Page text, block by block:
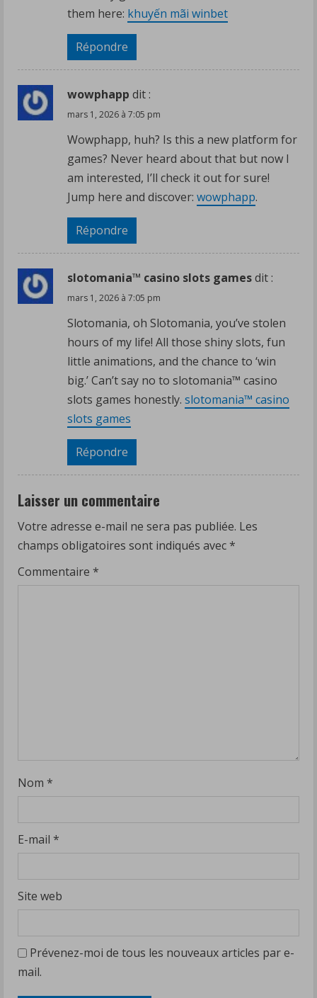
them here: khuyến mãi winbet
Répondre
wowphapp dit :
mars 1, 2026 à 7:05 pm
Wowphapp, huh? Is this a new platform for
games? Never heard about that but now I
am interested, I’ll check it out for sure!
Jump here and discover: wowphapp.
Répondre
slotomania™ casino slots gamesdit :
mars 1, 2026 à 7:05 pm
Slotomania, oh Slotomania, you’ve stolen
hours of my life! All those shiny slots, fun
little animations, and the chance to ‘win
big.’ Can’t say no to slotomania™ casino
slots games honestly. slotomania™ casino
slots games
Répondre
Laisser un commentaire
Votre adresse e-mail ne sera pas publiée. Les
champs obligatoires sont indiqués avec *
Commentaire *
Nom *
E-mail *
Site web
Prévenez-moi de tous les nouveaux articles par e-
mail.